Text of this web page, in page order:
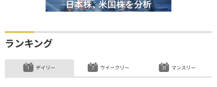
ランキング
デイリー ウイークリー マンスリー